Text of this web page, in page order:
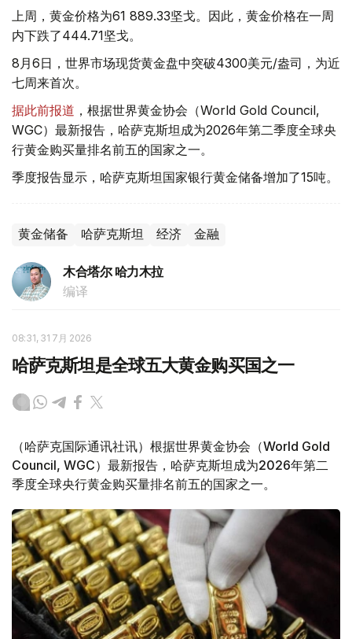
上周，黄金价格为61 889.33坚戈。因此，黄金价格在一周
内下跌了444.71坚戈。
8月6日，世界市场现货黄金盘中突破4300美元/盎司，为近
七周来首次。
据此前报道 ，根据世界黄金协会（World Gold Council,
WGC）最新报告，哈萨克斯坦成为2026年第二季度全球央
行黄金购买量排名前五的国家之一。
季度报告显示，哈萨克斯坦国家银行黄金储备增加了15吨。
黄金储备 哈萨克斯坦 经济 金融
木合塔尔 哈力木拉
编译
08:31, 31 7月 2026
哈萨克斯坦是全球五大黄金购买国之一
（哈萨克国际通讯社讯）根据世界黄金协会（World Gold
Council, WGC）最新报告，哈萨克斯坦成为2026年第二
季度全球央行黄金购买量排名前五的国家之一。